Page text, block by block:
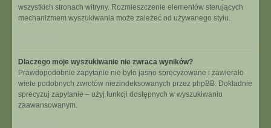
wszystkich stronach witryny. Rozmieszczenie elementów sterujących
mechanizmem wyszukiwania może zależeć od używanego stylu.
Dlaczego moje wyszukiwanie nie zwraca wyników?
Prawdopodobnie zapytanie nie było jasno sprecyzowane i zawierało
wiele podobnych zwrotów niezindeksowanych przez phpBB. Dokładnie
sprecyzuj zapytanie – użyj funkcji dostępnych w wyszukiwaniu
zaawansowanym.